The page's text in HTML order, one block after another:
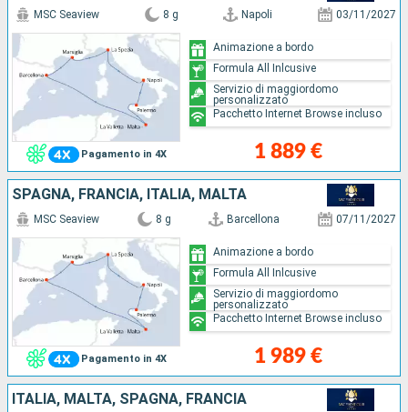
Pagamento in 4X
MSC Seaview 8 g Napoli 03/11/2027
1 889 €
Animazione a bordo
Formula All Inlcusive
Servizio di maggiordomo
personalizzato
Pacchetto Internet Browse incluso
SPAGNA, FRANCIA, ITALIA, MALTA
Pagamento in 4X
MSC Seaview 8 g Barcellona 07/11/2027
1 989 €
Animazione a bordo
Formula All Inlcusive
Servizio di maggiordomo
personalizzato
Pacchetto Internet Browse incluso
ITALIA, MALTA, SPAGNA, FRANCIA